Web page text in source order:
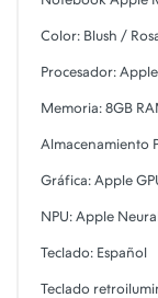
Color: Blush /
Procesador:
Memoria: 8GB
Almacenamiento
Gráfica: Apple
NPU: Apple
Teclado: Español
Teclado